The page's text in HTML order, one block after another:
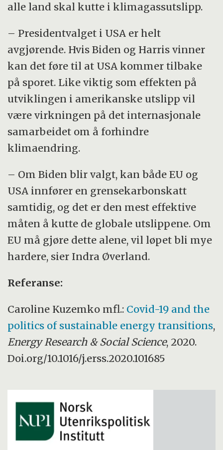
alle land skal kutte i klimagassutslipp.
– Presidentvalget i USA er helt
avgjørende. Hvis Biden og Harris vinner
kan det føre til at USA kommer tilbake
på sporet. Like viktig som effekten på
utviklingen i amerikanske utslipp vil
være virkningen på det internasjonale
samarbeidet om å forhindre
klimaendring.
– Om Biden blir valgt, kan både EU og
USA innfører en grensekarbonskatt
samtidig, og det er den mest effektive
måten å kutte de globale utslippene. Om
EU må gjøre dette alene, vil løpet bli mye
hardere, sier Indra Øverland.
Referanse:
Caroline Kuzemko mfl.: Covid-19 and the
politics of sustainable energy transitions,
Energy Research & Social Science, 2020.
Doi.org/10.1016/j.erss.2020.101685